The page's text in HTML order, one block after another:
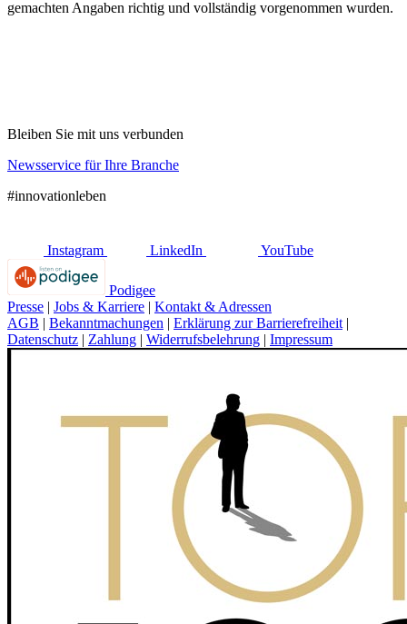
gemachten Angaben richtig und vollständig vorgenommen wurden.
Bleiben Sie mit uns verbunden
Newsservice für Ihre Branche
#innovationleben
Instagram LinkedIn YouTube
Podigee
Presse | Jobs & Karriere | Kontakt & Adressen
AGB | Bekanntmachungen | Erklärung zur Barrierefreiheit |
Datenschutz | Zahlung | Widerrufsbelehrung | Impressum